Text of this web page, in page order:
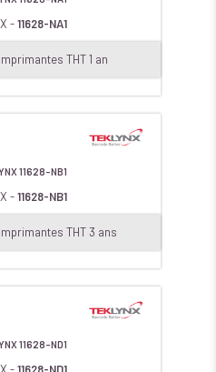
-11628-NA1
THT 1 an
-11628-NB1
THT 3 ans